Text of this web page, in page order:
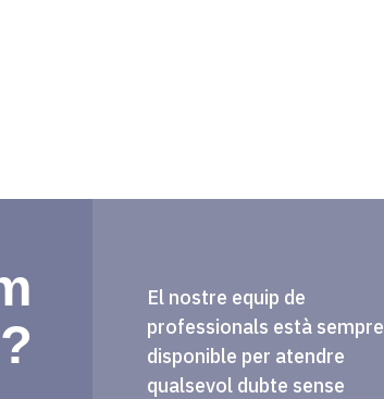
El nostre equip de
professionals està sempre
disponible per atendre
qualsevol dubte sense